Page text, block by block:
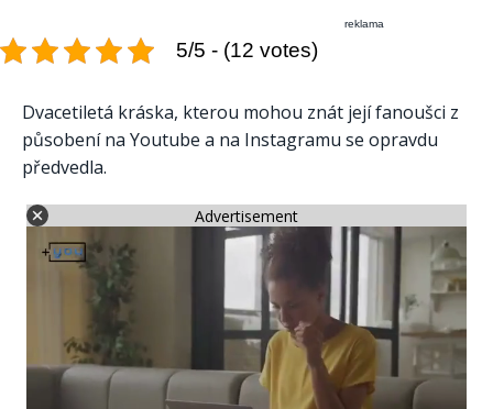
reklama
5/5 - (12 votes)
Dvacetiletá kráska, kterou mohou znát její fanoušci z
působení na Youtube a na Instagramu se opravdu
předvedla.
Advertisement